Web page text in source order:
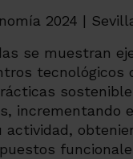
2024 |
se muestran
tecnológicos
incrementando
actividad,